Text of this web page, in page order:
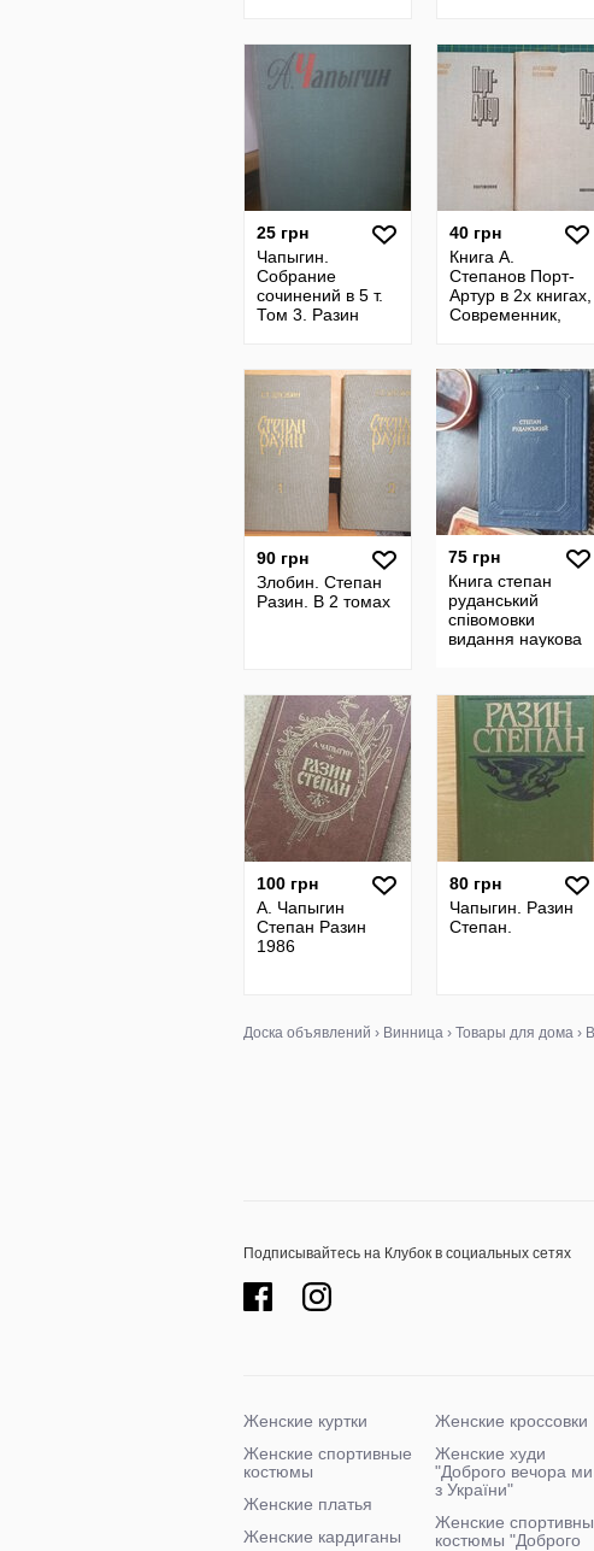
25 грн
Чапыгин.
Собрание
сочинений в 5 т.
Том 3. Разин
40 грн
Книга А.
Степанов Порт-
Артур в 2х книгах,
Современник,
90 грн
Злобин. Степан
Разин. В 2 томах
75 грн
Книга степан
руданський
співомовки
видання наукова
100 грн
А. Чапыгин
Степан Разин
1986
80 грн
Чапыгин. Разин
Степан.
Доска объявлений › Винница › Товары для дома ›
Подписывайтесь на Клубок в социальных сетях
Женские куртки
Женские спортивные
костюмы
Женские платья
Женские кардиганы
Женские кроссовки
Женские худи
"Доброго вечора ми
з України"
Женские
костюмы "Доброго